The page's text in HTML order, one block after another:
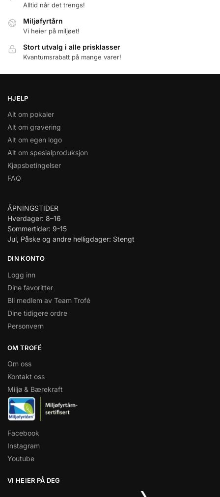
Alltid når det trengs!
Miljøfyrtårn
Vi heier på miljøet!
Stort utvalg i alle prisklasser
Kvantumsrabatt på mange varer!
HJELP
Alt om pokaler
Alt om gravering
Alt om egen logo
Alt om spesialproduksjon
Kjøpsbetingelser
FAQ
ÅPNINGSTIDER
Hverdager: 8–16
Sommertider: 9-15
Jul, Påske og andre helligdager: Stengt
DIN KONTO
Logg inn
Dine favoritter
Bli medlem av Team Trofé
Dine tidigere ordre
Personvern
OM TROFÉ
Om oss
Kontakt oss
Miljø & Bærekraft
Facebook
Instagram
Youtube
VI HEIER PÅ DEG